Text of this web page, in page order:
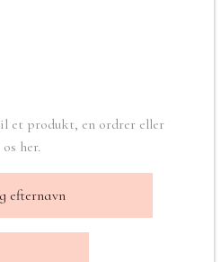
et produkt, en ordrer eller
her.